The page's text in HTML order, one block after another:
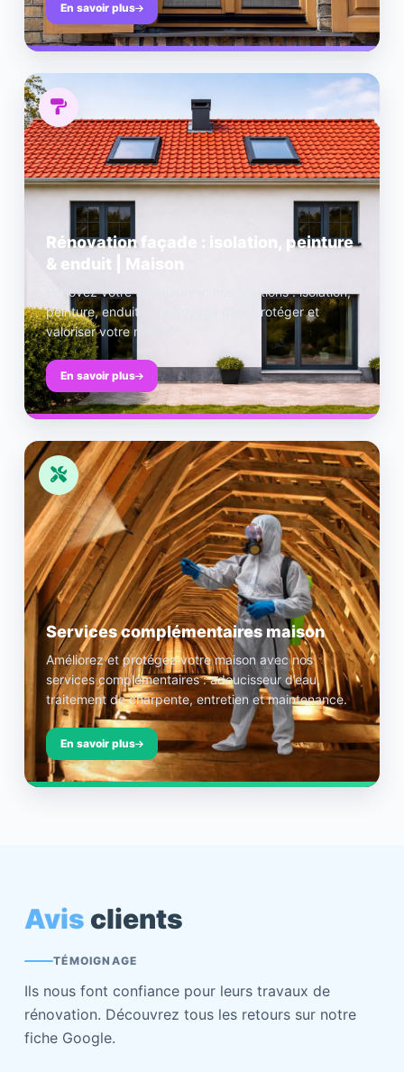
En savoir plus
Rénovation façade : isolation, peinture
& enduit | Maison
Rénovez votre façade avec nos solutions : isolation,
peinture, enduit et nettoyage pour protéger et
valoriser votre maison.
En savoir plus
Services complémentaires maison
Améliorez et protégez votre maison avec nos
services complémentaires : adoucisseur d’eau,
traitement de charpente, entretien et maintenance.
En savoir plus
Avis clients
TÉMOIGNAGE
Ils nous font confiance pour leurs travaux de
rénovation. Découvrez tous les retours sur notre
fiche Google.